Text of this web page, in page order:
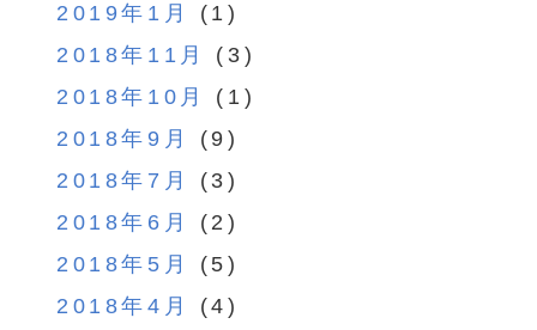
2019年1月
(1)
2018年11月
(3)
2018年10月
(1)
2018年9月
(9)
2018年7月
(3)
2018年6月
(2)
2018年5月
(5)
2018年4月
(4)